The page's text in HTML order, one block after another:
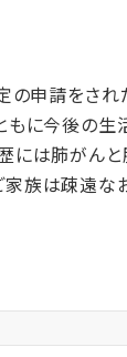
の申請をされ
もに今後の生
には肺がん
家族は疎遠な